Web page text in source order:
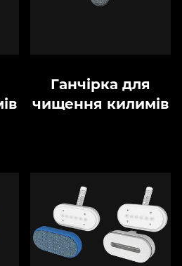
Ганчірка для
чищення килимів